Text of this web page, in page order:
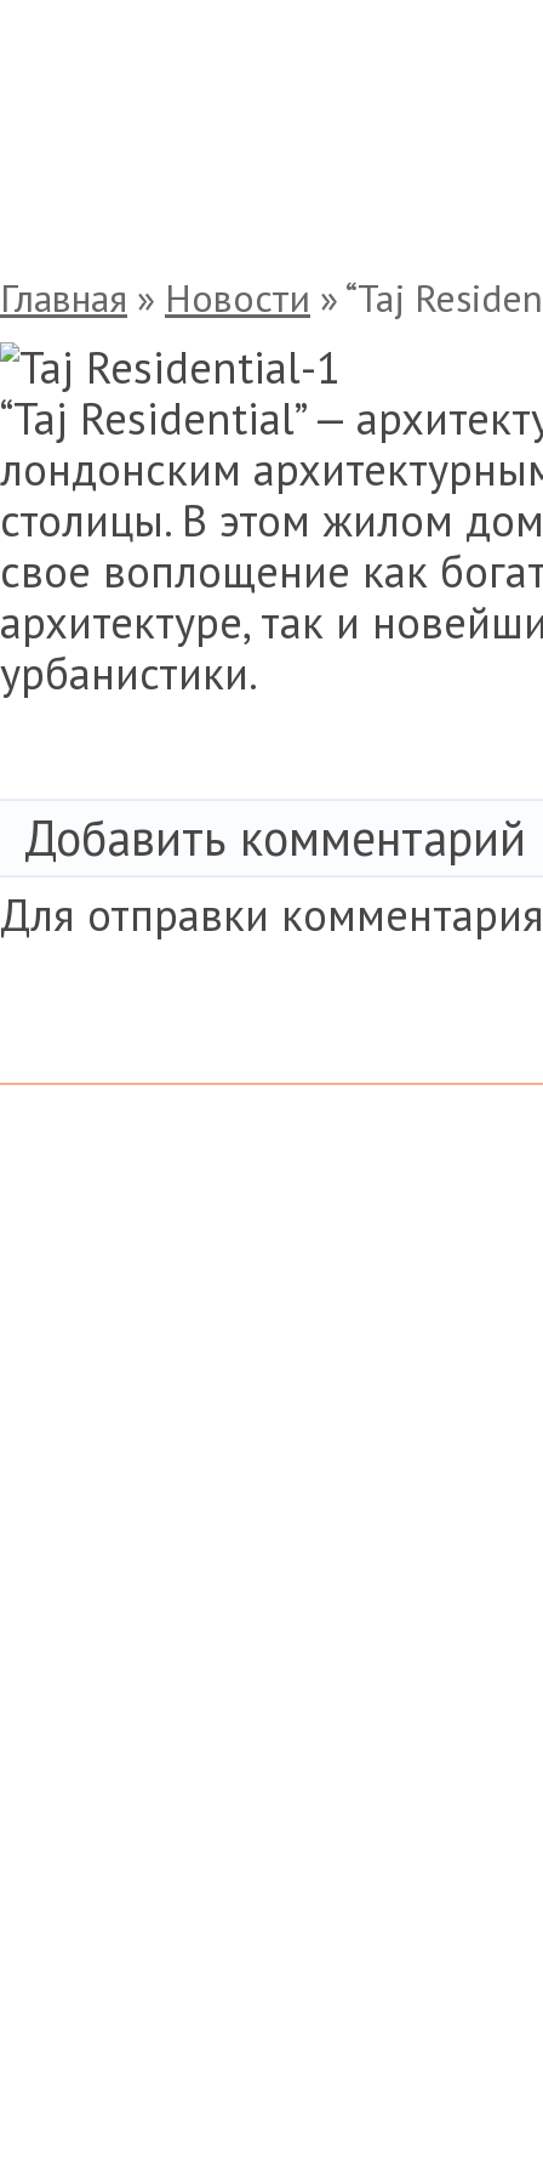
Главная » Новости »“Taj
“Taj Residential” —
лондонским
столицы. В этом жилом
свое воплощение как
архитектуре, так и
урбанистики.
Добавить комментарий
Для отправки